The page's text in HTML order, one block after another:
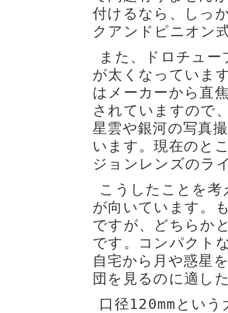
付けるなら、しっ
クアンドピニオン
また、ドロチュ
が太くなっていま
はメーカーから直
されていますので
星雲や銀河の写真
います。現在のと
ジョンレンズのラ
こうしたことを考
が向いています。
ですが、どちらか
です。コンパクト
自宅から月や惑星
団を見るのに適し
口径120mmとい